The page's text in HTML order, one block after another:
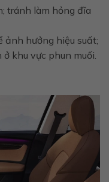
tránh làm hỏng đĩa
ảnh hưởng hiệu suất;
khu vực phun muối.